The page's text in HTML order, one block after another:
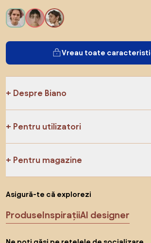
Vreau toate
Despre Biano
Pentru utilizatori
Pentru magazine
Asigură-te că explorezi
ProduseInspirațiiAI designer